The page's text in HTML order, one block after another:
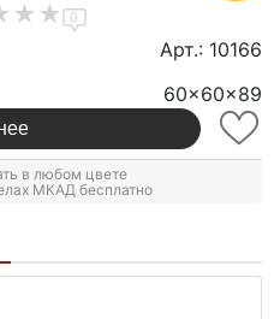
0
Арт.: 10166
60x60x89
в любом цвете
МКАД бесплатно